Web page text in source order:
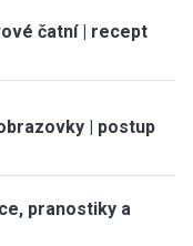
čatní | recept
| postup
pranostiky a